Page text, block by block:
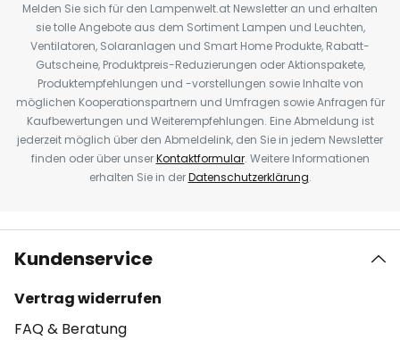
Melden Sie sich für den Lampenwelt.at Newsletter an und erhalten
sie tolle Angebote aus dem Sortiment Lampen und Leuchten,
Ventilatoren, Solaranlagen und Smart Home Produkte, Rabatt-
Gutscheine, Produktpreis-Reduzierungen oder Aktionspakete,
Produktempfehlungen und -vorstellungen sowie Inhalte von
möglichen Kooperationspartnern und Umfragen sowie Anfragen für
Kaufbewertungen und Weiterempfehlungen. Eine Abmeldung ist
jederzeit möglich über den Abmeldelink, den Sie in jedem Newsletter
finden oder über unserKontaktformular. Weitere Informationen
erhalten Sie in derDatenschutzerklärung.
Kundenservice
Vertrag widerrufen
FAQ & Beratung